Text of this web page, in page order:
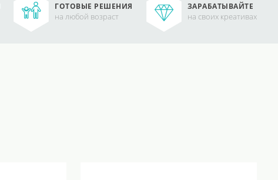
ГОТОВЫЕ РЕШЕНИЯ
на любой возраст
ЗАРАБАТЫВАЙТЕ
на своих креативах